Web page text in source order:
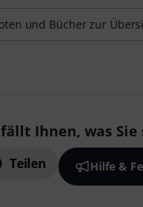
und Bücher zur
Ihnen, was Sie
Teilen Hilfe &